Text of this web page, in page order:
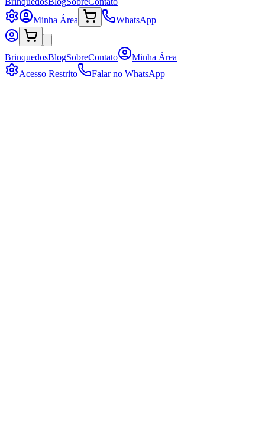
Minha Área
WhatsApp
BrinquedosBlogSobreContato
Minha Área
Acesso Restrito
Falar no WhatsApp